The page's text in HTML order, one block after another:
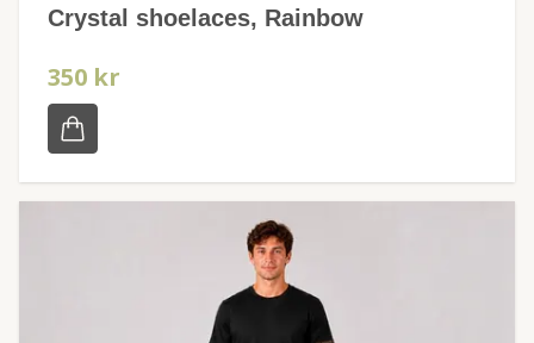
Crystal shoelaces, Rainbow
350 kr